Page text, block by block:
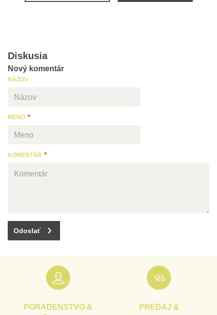
Diskusia
Nový komentár
NÁZOV
MENO
KOMENTÁR
Odoslať
PORADENSTVO &
PREDAJ &